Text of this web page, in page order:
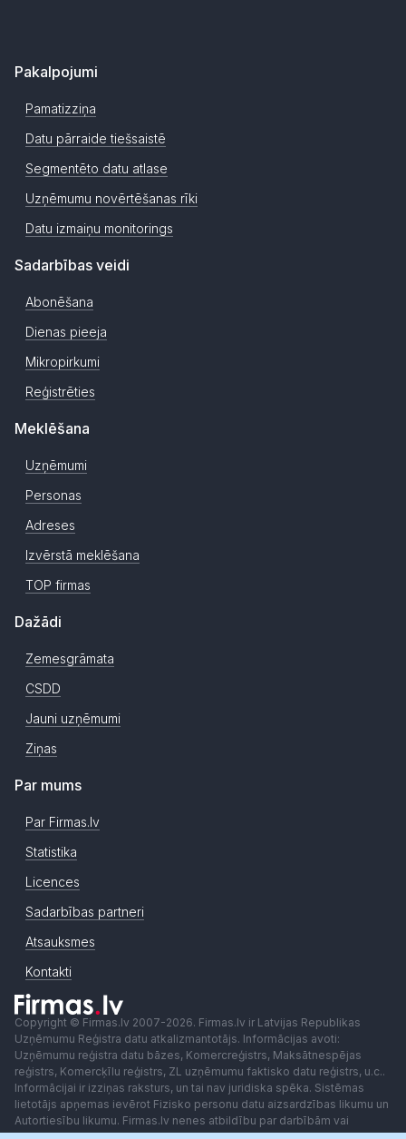
Pakalpojumi
Pamatizziņa
Datu pārraide tiešsaistē
Segmentēto datu atlase
Uzņēmumu novērtēšanas rīki
Datu izmaiņu monitorings
Sadarbības veidi
Abonēšana
Dienas pieeja
Mikropirkumi
Reģistrēties
Meklēšana
Uzņēmumi
Personas
Adreses
Izvērstā meklēšana
TOP firmas
Dažādi
Zemesgrāmata
CSDD
Jauni uzņēmumi
Ziņas
Par mums
Par Firmas.lv
Statistika
Licences
Sadarbības partneri
Atsauksmes
Kontakti
Copyright © Firmas.lv 2007-2026. Firmas.lv ir Latvijas Republikas
Uzņēmumu Reģistra datu atkalizmantotājs. Informācijas avoti:
Uzņēmumu reģistra datu bāzes, Komercreģistrs, Maksātnespējas
reģistrs, Komercķīlu reģistrs, ZL uzņēmumu faktisko datu reģistrs, u.c..
Informācijai ir izziņas raksturs, un tai nav juridiska spēka. Sistēmas
lietotājs apņemas ievērot Fizisko personu datu aizsardzības likumu un
Autortiesību likumu. Firmas.lv nenes atbildību par darbībām vai